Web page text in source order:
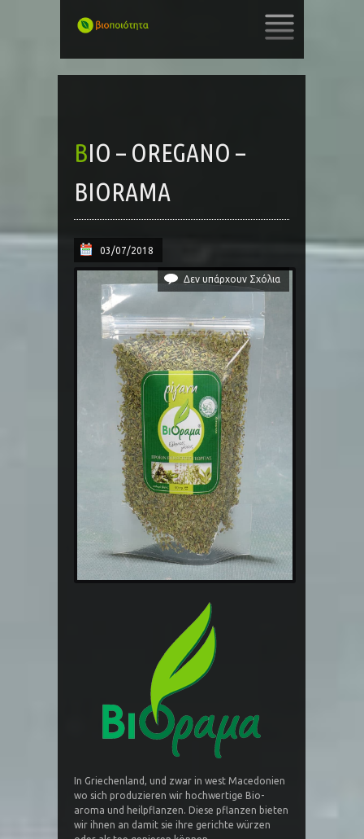
TO
BIO – OREGANO –
BIORAMA
03/07/2018
Δεν υπάρχουν Σχόλια
In Griechenland, und zwar in west Macedonien
wo sich produzieren wir hochwertige Bio-
aroma und heilpflanzen. Diese pflanzen bieten
wir ihnen an damit sie ihre gerichte würzen